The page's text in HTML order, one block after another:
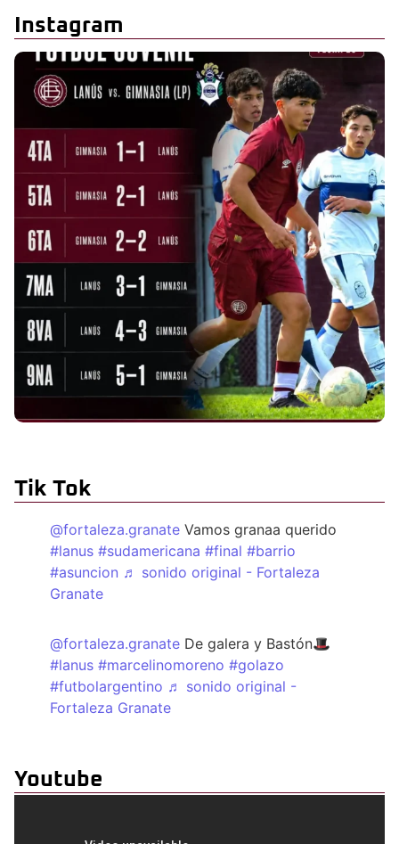
Instagram
Tik Tok
@fortaleza.granate Vamos granaa querido
#lanus #sudamericana #final #barrio
#asuncion ♬ sonido original - Fortaleza
Granate
@fortaleza.granate De galera y Bastón🎩
#lanus #marcelinomoreno #golazo
#futbolargentino ♬ sonido original -
Fortaleza Granate
Youtube